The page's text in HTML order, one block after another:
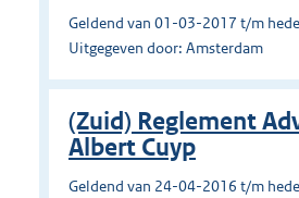
Geldend van 01-03-2017 t/m
Uitgegeven door: Amsterdam
(Zuid) Reglement
Albert Cuyp
Geldend van 24-04-2016 t/m